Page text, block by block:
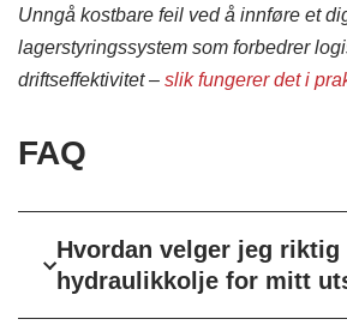
Unngå kostbare feil ved å innføre et
lagerstyringssystem som forbedrer
driftseffektivitet – slik fungerer det i
FAQ
Hvordan velger jeg riktig
hydraulikkolje for mitt